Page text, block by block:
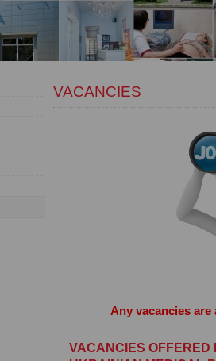
VACANCIES
Any vacancies are
VACANCIES OFFERED